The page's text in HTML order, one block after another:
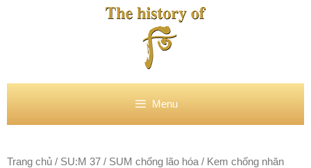
Menu
Trang chủ / SU:M 37 / SUM chống lão hóa / Kem chống nhăn